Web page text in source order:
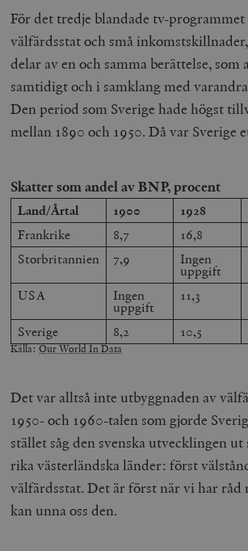
För det tredje blandade tv-
välfärdsstat och små
delar av en och samma berättelse, som
samtidigt och i samklang med
Den period som Sverige hade högst
mellan 1890 och 1950. Då var Sverige
Skattersom andel av BNP, procent
Land/Årtal 1900 1928
Frankrike
8,7 16,8
Storbritannien
7,9 Ingen
uppgift
USA Ingen
uppgift
11,3
Sverige 8,2 10,5
Källa:Our World In Data
Det var alltså inte utbyggnaden av
1950- och 1960-talen som gjorde
stället såg den svenska utvecklingen ut
rika västerländska länder: först
välfärdsstat. Det är först när vi har råd
kan unna oss den.